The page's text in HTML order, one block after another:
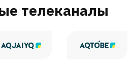
телеканалы